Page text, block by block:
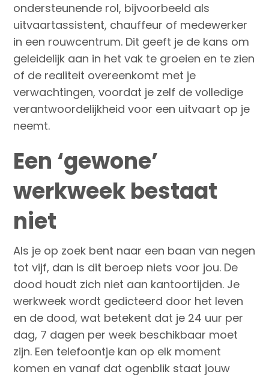
ondersteunende rol, bijvoorbeeld als
uitvaartassistent, chauffeur of medewerker
in een rouwcentrum. Dit geeft je de kans om
geleidelijk aan in het vak te groeien en te zien
of de realiteit overeenkomt met je
verwachtingen, voordat je zelf de volledige
verantwoordelijkheid voor een uitvaart op je
neemt.
Een ‘gewone’
werkweek bestaat
niet
Als je op zoek bent naar een baan van negen
tot vijf, dan is dit beroep niets voor jou. De
dood houdt zich niet aan kantoortijden. Je
werkweek wordt gedicteerd door het leven
en de dood, wat betekent dat je 24 uur per
dag, 7 dagen per week beschikbaar moet
zijn. Een telefoontje kan op elk moment
komen en vanaf dat ogenblik staat jouw